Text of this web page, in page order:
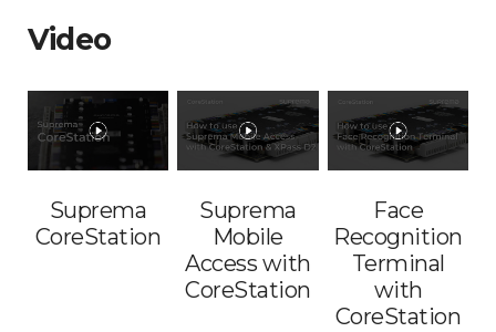
Video
Suprema
CoreStation
Suprema
Mobile
Access with
CoreStation
Face
Recognition
Terminal
with
CoreStation